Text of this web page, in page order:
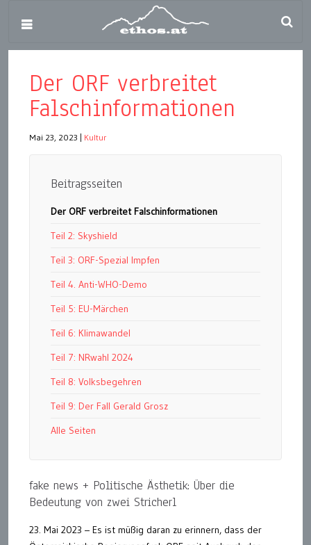
Der ORF verbreitet
Falschinformationen
Mai 23, 2023 Kultur
Beitragsseiten
Der ORF verbreitet Falschinformationen
Teil 2: Skyshield
Teil 3: ORF-Spezial Impfen
Teil 4. Anti-WHO-Demo
Teil 5: EU-Märchen
Teil 6: Klimawandel
Teil 7: NRwahl 2024
Teil 8: Volksbegehren
Teil 9: Der Fall Gerald Grosz
Alle Seiten
fake news + Politische Ästhetik: Über die
Bedeutung von zwei Stricherl
23. Mai 2023 – Es ist müßig daran zu erinnern, dass der